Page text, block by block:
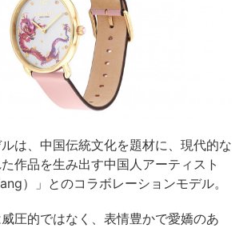
は、中国伝統文化を題材に、現代的な
作品を生み出す中国人アーティスト
）」とのコラボレーションモデル。
圧的ではなく、表情豊かで愛嬌のあ